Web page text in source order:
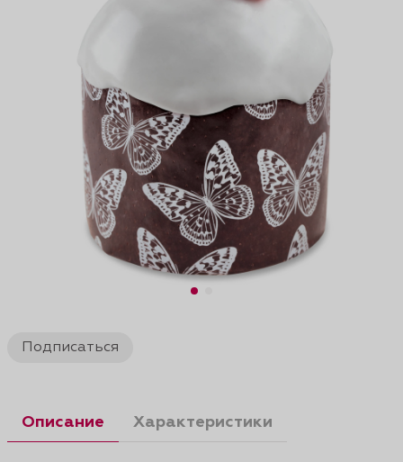
Подписаться
Описание Характеристики